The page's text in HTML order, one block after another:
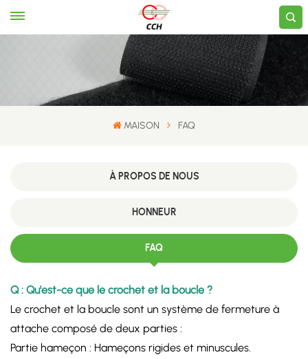
MAISON FAQ
À PROPOS DE NOUS
HONNEUR
FAQ
Q : Qu'est-ce que le crochet et la boucle ?
Le crochet et la boucle sont un système de fermeture à
attache composé de deux parties :
Partie hameçon : Hameçons rigides et minuscules.